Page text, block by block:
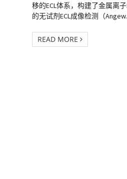
移的ECL体系，构建了金属离
的无试剂ECL成像检测（
READ MORE